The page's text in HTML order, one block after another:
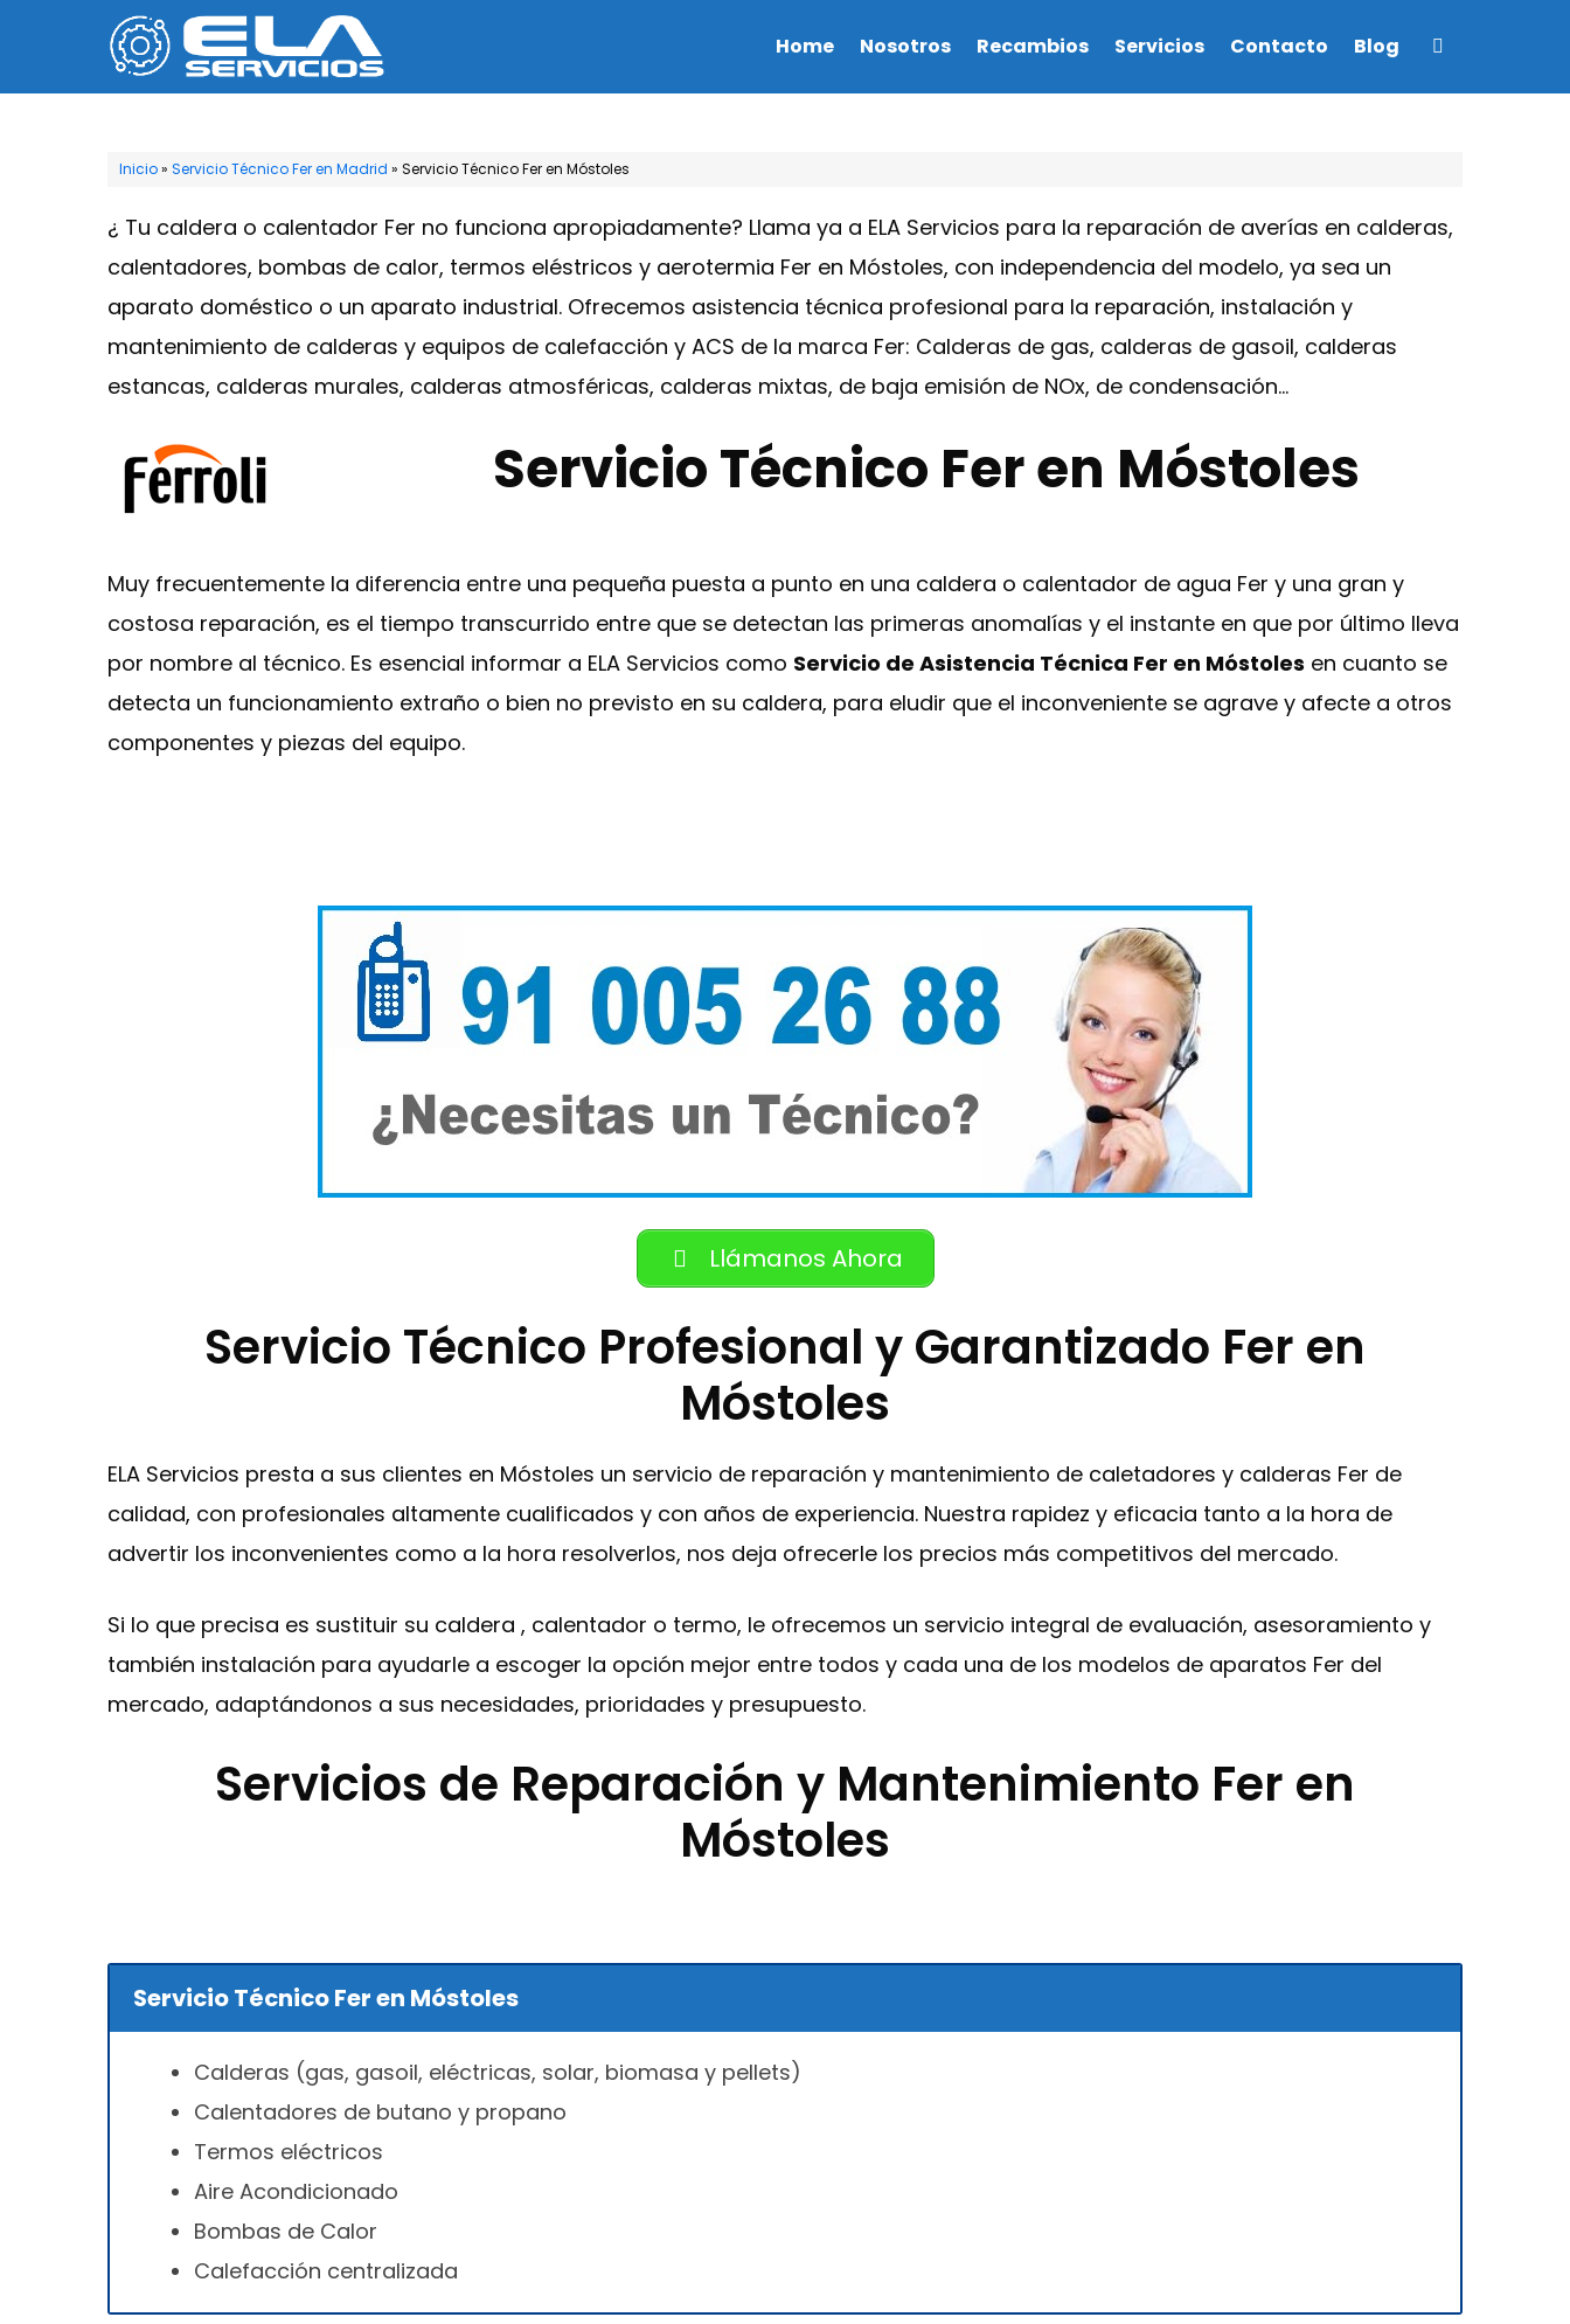
contenido
Home Nosotros Recambios Servicios Contacto Blog
Inicio» Servicio Técnico Fer en Madrid » Servicio Técnico Fer en Móstoles
¿ Tu caldera o calentador Fer no funciona apropiadamente? Llama ya a ELA Servicios para la reparación de averías en calderas,
calentadores, bombas de calor, termos eléstricos y aerotermia Fer en Móstoles, con independencia del modelo, ya sea un
aparato doméstico o un aparato industrial. Ofrecemos asistencia técnica profesional para la reparación, instalación y
mantenimiento de calderas y equipos de calefacción y ACS de la marca Fer: Calderas de gas, calderas de gasoil, calderas
estancas, calderas murales, calderas atmosféricas, calderas mixtas, de baja emisión de NOx, de condensación…
Servicio Técnico Fer en Móstoles
Muy frecuentemente la diferencia entre una pequeña puesta a punto en una caldera o calentador de agua Fer y una gran y
costosa reparación, es el tiempo transcurrido entre que se detectan las primeras anomalías y el instante en que por último lleva
por nombre al técnico. Es esencial informar a ELA Servicios como Servicio de Asistencia Técnica Fer en Móstoles en cuanto se
detecta un funcionamiento extraño o bien no previsto en su caldera, para eludir que el inconveniente se agrave y afecte a otros
componentes y piezas del equipo.
Llámanos Ahora
Servicio Técnico Profesional y Garantizado Fer en
Móstoles
ELA Servicios presta a sus clientes en Móstoles un servicio de reparación y mantenimiento de caletadores y calderas Fer de
calidad, con profesionales altamente cualificados y con años de experiencia. Nuestra rapidez y eficacia tanto a la hora de
advertir los inconvenientes como a la hora resolverlos, nos deja ofrecerle los precios más competitivos del mercado.
Si lo que precisa es sustituir su caldera , calentador o termo, le ofrecemos un servicio integral de evaluación, asesoramiento y
también instalación para ayudarle a escoger la opción mejor entre todos y cada una de los modelos de aparatos Fer del
mercado, adaptándonos a sus necesidades, prioridades y presupuesto.
Servicios de Reparación y Mantenimiento Fer en
Móstoles
Servicio Técnico Fer en Móstoles
Calderas (gas, gasoil, eléctricas, solar, biomasa y pellets)
Calentadores de butano y propano
Termos eléctricos
Aire Acondicionado
Bombas de Calor
Calefacción centralizada